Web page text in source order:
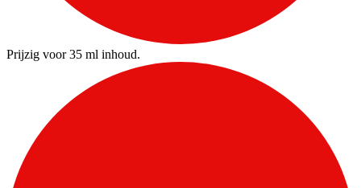
Prijzig voor 35 ml inhoud.